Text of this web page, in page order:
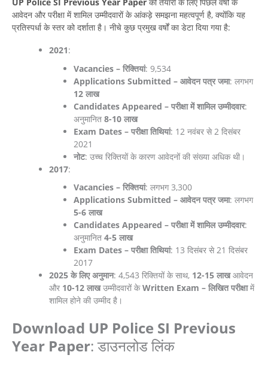
आवेदन और परीक्षा में शामिल उम्मीदवारों के आंकड़े समझना महत्वपूर्ण है, क्योंकि यह
प्रतिस्पर्धा के स्तर को दर्शाता है। नीचे कुछ प्रमुख वर्षों का डेटा दिया गया है:
2021:
Vacancies – रिक्तियां: 9,534
Applications Submitted – आवेदन पत्र जमा: लगभग
12 लाख
Candidates Appeared – परीक्षा में शामिल उम्मीदवार:
अनुमानित 8-10 लाख
Exam Dates – परीक्षा तिथियां: 12 नवंबर से 2 दिसंबर
2021
नोट: उच्च रिक्तियों के कारण आवेदनों की संख्या अधिक थी।
2017:
Vacancies – रिक्तियां: लगभग 3,300
Applications Submitted – आवेदन पत्र जमा: लगभग
5-6 लाख
Candidates Appeared – परीक्षा में शामिल उम्मीदवार:
अनुमानित 4-5 लाख
Exam Dates – परीक्षा तिथियां: 13 दिसंबर से 21 दिसंबर
2017
2025 के लिए अनुमान: 4,543 रिक्तियों के साथ, 12-15 लाखआवेदन
और 10-12 लाखउम्मीदवारों केWritten Exam – लिखित परीक्षामें
शामिल होने की उम्मीद है।
Download UP Police SI Previous
Year Paper: डाउनलोड लिंक